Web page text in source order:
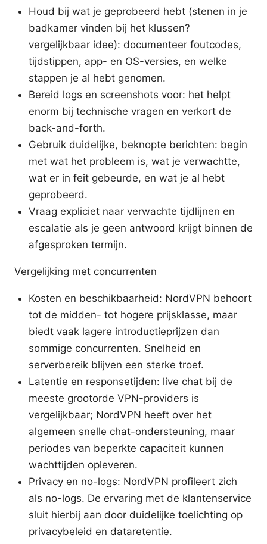
Houd bij wat je geprobeerd hebt (stenen in je
badkamer vinden bij het klussen?
vergelijkbaar idee): documenteer foutcodes,
tijdstippen, app- en OS-versies, en welke
stappen je al hebt genomen.
Bereid logs en screenshots voor: het helpt
enorm bij technische vragen en verkort de
back-and-forth.
Gebruik duidelijke, beknopte berichten: begin
met wat het probleem is, wat je verwachtte,
wat er in feit gebeurde, en wat je al hebt
geprobeerd.
Vraag expliciet naar verwachte tijdlijnen en
escalatie als je geen antwoord krijgt binnen de
afgesproken termijn.
Vergelijking met concurrenten
Kosten en beschikbaarheid: NordVPN behoort
tot de midden- tot hogere prijsklasse, maar
biedt vaak lagere introductieprijzen dan
sommige concurrenten. Snelheid en
serverbereik blijven een sterke troef.
Latentie en responsetijden: live chat bij de
meeste grootorde VPN-providers is
vergelijkbaar; NordVPN heeft over het
algemeen snelle chat-ondersteuning, maar
periodes van beperkte capaciteit kunnen
wachttijden opleveren.
Privacy en no-logs: NordVPN profileert zich
als no-logs. De ervaring met de klantenservice
sluit hierbij aan door duidelijke toelichting op
privacybeleid en dataretentie.